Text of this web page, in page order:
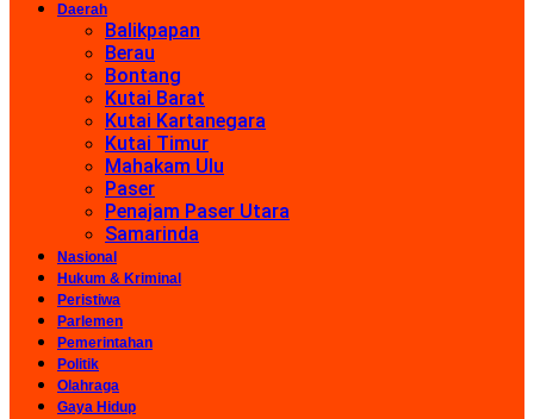
Daerah
Balikpapan
Berau
Bontang
Kutai Barat
Kutai Kartanegara
Kutai Timur
Mahakam Ulu
Paser
Penajam Paser Utara
Samarinda
Nasional
Hukum & Kriminal
Peristiwa
Parlemen
Pemerintahan
Politik
Olahraga
Gaya Hidup